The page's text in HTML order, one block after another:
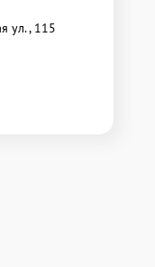
ул., 115